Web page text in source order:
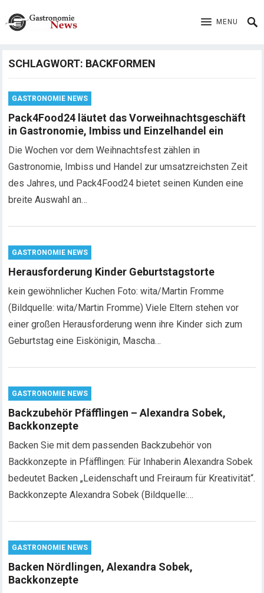
MENU
SCHLAGWORT: BACKFORMEN
GASTRONOMIE NEWS
Pack4Food24 läutet das Vorweihnachtsgeschäft
in Gastronomie, Imbiss und Einzelhandel ein
Die Wochen vor dem Weihnachtsfest zählen in
Gastronomie, Imbiss und Handel zur umsatzreichsten Zeit
des Jahres, und Pack4Food24 bietet seinen Kunden eine
breite Auswahl an…
GASTRONOMIE NEWS
Herausforderung Kinder Geburtstagstorte
kein gewöhnlicher Kuchen Foto: wita/Martin Fromme
(Bildquelle: wita/Martin Fromme) Viele Eltern stehen vor
einer großen Herausforderung wenn ihre Kinder sich zum
Geburtstag eine Eiskönigin, Mascha…
GASTRONOMIE NEWS
Backzubehör Pfäfflingen – Alexandra Sobek,
Backkonzepte
Backen Sie mit dem passenden Backzubehör von
Backkonzepte in Pfäfflingen: Für Inhaberin Alexandra Sobek
bedeutet Backen „Leidenschaft und Freiraum für Kreativität“.
Backkonzepte Alexandra Sobek (Bildquelle:…
GASTRONOMIE NEWS
Backen Nördlingen, Alexandra Sobek,
Backkonzepte